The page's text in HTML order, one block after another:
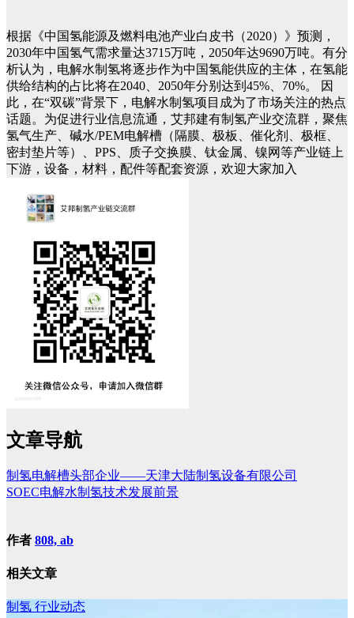
根据《中国氢能源及燃料电池产业白皮书（2020）》预测，
2030年中国氢气需求量达3715万吨，2050年达9690万吨。有分
析认为，电解水制氢将逐步作为中国氢能供应的主体，在氢能
供给结构的占比将在2040、2050年分别达到45%、70%。
因
此，在“双碳”背景下，电解水制氢项目成为了市场关注的热点
话题。为促进行业信息流通，艾邦建有制氢产业交流群，聚焦
氢气生产、碱水/PEM电解槽（隔膜、极板、催化剂、极框、
密封垫片等）、PPS、质子交换膜、钛金属、镍网等产业链上
下游，设备，材料，配件等配套资源，欢迎大家加入
文章导航
制氢电解槽头部企业——天津大陆制氢设备有限公司
SOEC电解水制氢技术发展前景
作者 808, ab
相关文章
制氢 行业动态